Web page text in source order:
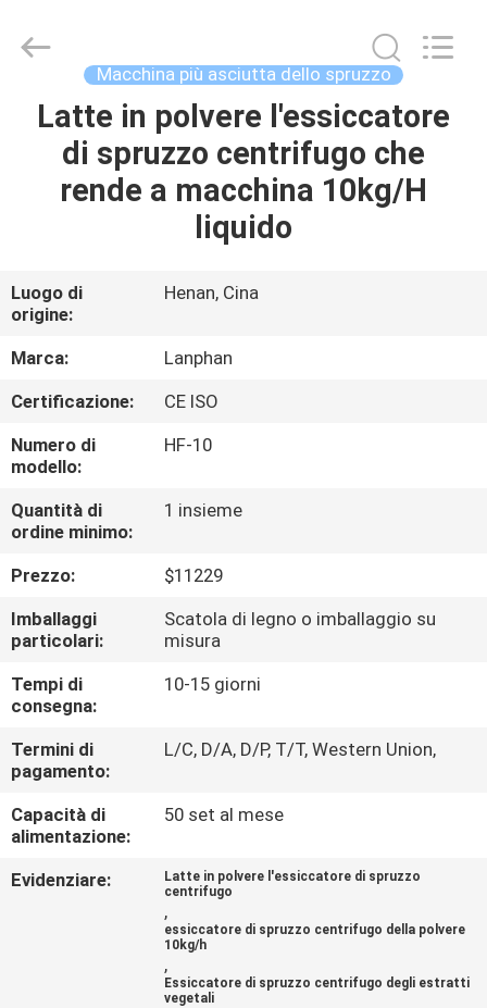
CASA
PRODOTTI
CIRCA
NOI
GIRO
DELLA
FABBRICA
CONTROLLO
DI
QUALITÀ
CONTATTICI
RICHIEDA
UNA
Lanphan
Industry
Macchina più asciutta dello spruzzo
Latte in polvere l'essiccatore
di spruzzo centrifugo che
rende a macchina 10kg/H
liquido
Luogo di
origine:
Henan, Cina
Marca:
Lanphan
Certificazione:
CE ISO
Numero di
modello:
HF-10
Quantità di
ordine minimo:
1 insieme
Prezzo:
$11229
Imballaggi
particolari:
Scatola di legno o imballaggio su
misura
Tempi di
consegna:
10-15 giorni
Termini di
pagamento:
L/C, D/A, D/P, T/T, Western Union,
Capacità di
alimentazione:
50 set al mese
Evidenziare:
Latte in polvere l'essiccatore di spruzzo
centrifugo
,
essiccatore di spruzzo centrifugo della polvere
10kg/h
,
Essiccatore di spruzzo centrifugo degli estratti
vegetali